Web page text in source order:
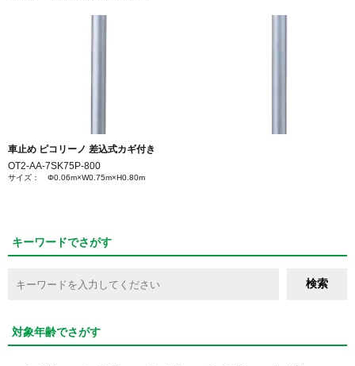
車止め ピコリーノ 差込式カギ付き
OT2-AA-7SK75P-800
サイズ： Φ0.06m×W0.75m×H0.80m
キーワードでさがす
対象年齢でさがす